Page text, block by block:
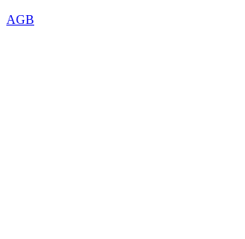
AGB